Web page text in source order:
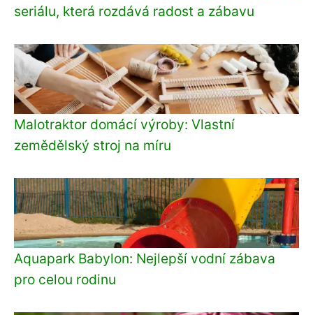
seriálu, která rozdává radost a zábavu
Malotraktor domácí výroby: Vlastní
zemědělský stroj na míru
Aquapark Babylon: Nejlepší vodní zábava
pro celou rodinu